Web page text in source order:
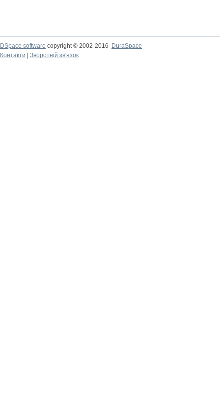
DSpace software copyright © 2002-2016
DuraSpace
Контакти
Зворотній зв'язок